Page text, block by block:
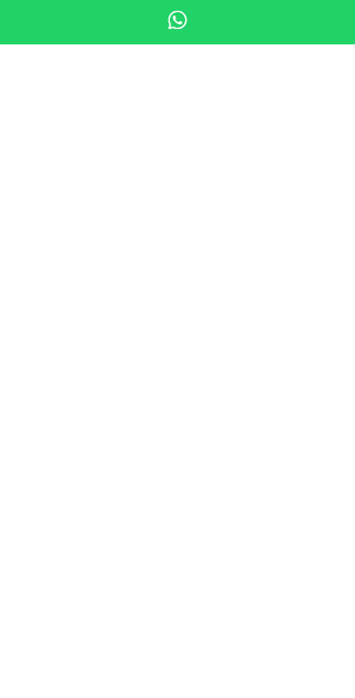
l'autoradio (voir exemples
d'images).